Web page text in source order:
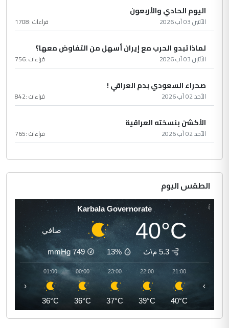
اليوم الحادي والأربعون
الأثنين 03 آب 2026 قراءات :1708
لماذا تبدو الحرب مع إيران أسهل من التفاوض معها؟
الأثنين 03 آب 2026 قراءات :756
صحراء السعودي بدم العراقي !
الأحد 02 آب 2026 قراءات :842
الأكشن بنسخته العراقية
الأحد 02 آب 2026 قراءات :765
الطقس اليوم
Karbala Governorate
40°C صافي
5.3 م\ث 13%
749
mmHg
21:00
40°C
22:00
39°C
23:00
37°C
00:00
36°C
01:00
36°C
‹ ›